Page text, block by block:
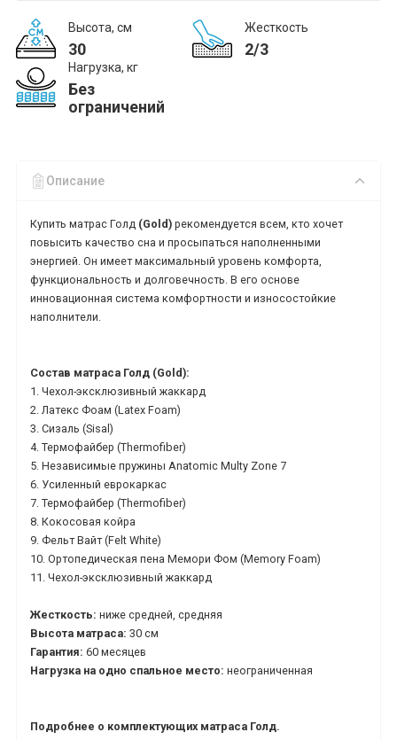
Высота, см
30
Жесткость
2/3
Нагрузка, кг
Без
ограничений
Описание
Купить матрас Голд (Gold) рекомендуется всем, кто хочет
повысить качество сна и просыпаться наполненными
энергией. Он имеет максимальный уровень комфорта,
функциональность и долговечность. В его основе
инновационная система комфортности и износостойкие
наполнители.
Состав матраса Голд (Gold):
1. Чехол-эксклюзивный жаккард
2. Латекс Фоам (Latex Foam)
3. Сизаль (Sisal)
4. Термофайбер (Thermofiber)
5. Независимые пружины Anatomic Multy Zone 7
6. Усиленный еврокаркас
7. Термофайбер (Thermofiber)
8. Кокосовая койра
9. Фельт Вайт (Felt White)
10. Ортопедическая пена Мемори Фом (Memory Foam)
11. Чехол-эксклюзивный жаккард
Жесткость: ниже средней, средняя
Высота матраса: 30 см
Гарантия: 60 месяцев
Нагрузка на одно спальное место: неограниченная
Подробнее о комплектующих матраса Голд.